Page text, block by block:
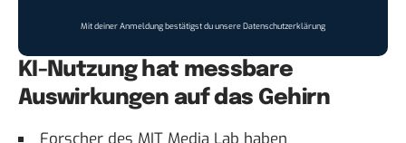
Mit deiner Anmeldung bestätigst du unsereDatenschutzerklärung
KI-Nutzung hat messbare
Auswirkungen auf das Gehirn